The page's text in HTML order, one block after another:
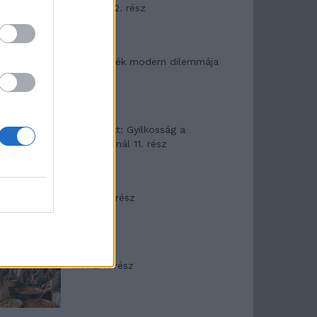
mítosza 2. rész
Az ereklyék modern dilemmája
T. Barnett: Gyilkosság a
Garda-tónál 11. rész
Minka 8. rész
Minka 7. rész